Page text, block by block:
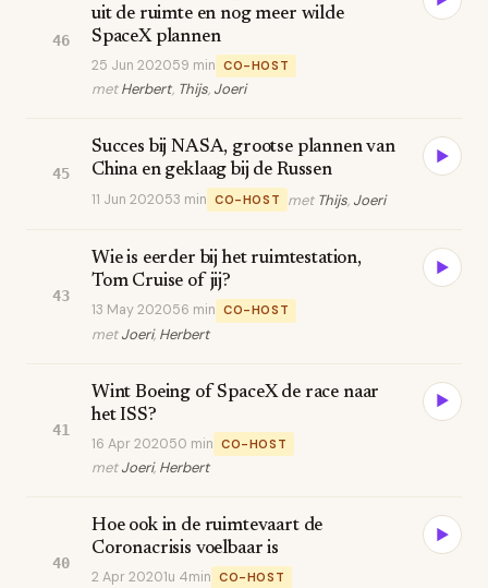
46
uit de ruimte en nog meer wilde
SpaceX plannen
25 Jun 202059 min CO-HOST
metHerbert, Thijs, Joeri
45
Succes bij NASA, grootse plannen van
China en geklaag bij de Russen
11 Jun 202053 min CO-HOST met Thijs, Joeri
▶
43
Wie is eerder bij het ruimtestation,
Tom Cruise of jij?
13 May 202056 min CO-HOST
metJoeri, Herbert
▶
41
Wint Boeing of SpaceX de race naar
het ISS?
16 Apr 202050 min CO-HOST
metJoeri, Herbert
▶
40
Hoe ook in de ruimtevaart de
Coronacrisis voelbaar is
2 Apr 20201u 4min CO-HOST
▶